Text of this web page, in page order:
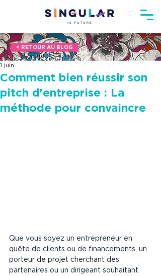
< RETOUR AU BLOG
Comment bien réussir son
pitch d'entreprise : La
méthode pour convaincre
1 juin
Que vous soyez un entrepreneur en
quête de clients ou de financements, un
porteur de projet cherchant des
partenaires ou un dirigeant souhaitant